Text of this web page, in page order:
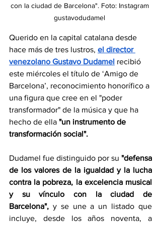
con la ciudad de Barcelona". Foto: Instagram
gustavodudamel
Querido en la capital catalana desde
hace más de tres lustros, el director
venezolano Gustavo Dudamel recibió
este miércoles el título de ‘Amigo de
Barcelona’, reconocimiento honorífico a
una figura que cree en el "poder
transformador" de la música y que ha
hecho de ella "un instrumento de
transformación social".
Dudamel fue distinguido por su "defensa
de los valores de la igualdad y la lucha
contra la pobreza, la excelencia musical
y su vínculo con la ciudad de
Barcelona", y se une a un listado que
incluye, desde los años noventa, a